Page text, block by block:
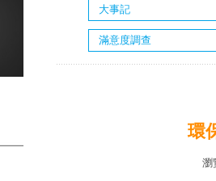
大事記
滿意度調查
環
瀏